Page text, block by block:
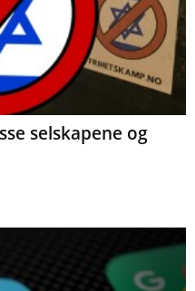
selskapene og